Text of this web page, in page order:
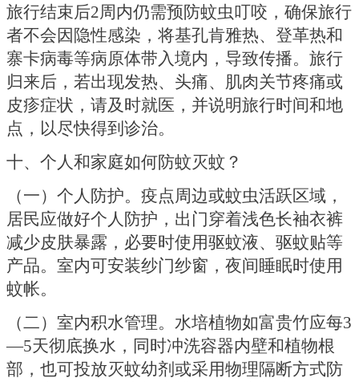
旅行结束后2周内仍需预防蚊虫叮咬，确保旅行
者不会因隐性感染，将基孔肯雅热、登革热和
寨卡病毒等病原体带入境内，导致传播。旅行
归来后，若出现发热、头痛、肌肉关节疼痛或
皮疹症状，请及时就医，并说明旅行时间和地
点，以尽快得到诊治。
十、个人和家庭如何防蚊灭蚊？
（一）个人防护。疫点周边或蚊虫活跃区域，
居民应做好个人防护，出门穿着浅色长袖衣裤
减少皮肤暴露，必要时使用驱蚊液、驱蚊贴等
产品。室内可安装纱门纱窗，夜间睡眠时使用
蚊帐。
（二）室内积水管理。水培植物如富贵竹应每3
—5天彻底换水，同时冲洗容器内壁和植物根
部，也可投放灭蚊幼剂或采用物理隔断方式防